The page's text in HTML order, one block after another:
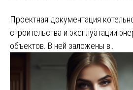
Проектная документация
строительства и эксплуатации
объектов. В ней заложены в…